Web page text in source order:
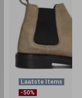
Laatste Items
-50%